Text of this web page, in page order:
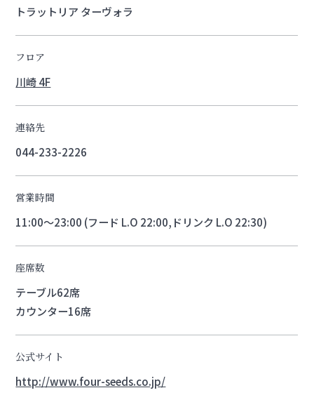
トラットリア ターヴォラ
フロア
川崎 4F
連絡先
044-233-2226
営業時間
11:00～23:00 (フード L.O 22:00,ドリンク L.O 22:30)
座席数
テーブル62席
カウンター16席
公式サイト
http://www.four-seeds.co.jp/